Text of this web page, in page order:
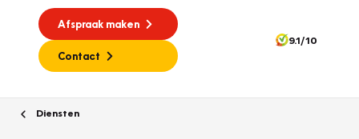
Afspraak maken
Contact
9.1/10
Diensten